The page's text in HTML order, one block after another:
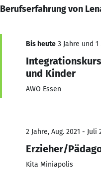
Berufserfahrung von
Bis heute 3 Jahre und
und Kinder
AWO Essen
2 Jahre, Aug. 2021 - Juli
Erzieher/
Kita Miniapolis